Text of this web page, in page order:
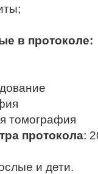
в протоколе:
томография
протокола:
и дети.